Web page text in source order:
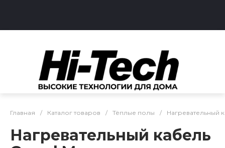
Главная / Каталог товаров / Тёплые полы / Нагревательный
Нагревательный кабель